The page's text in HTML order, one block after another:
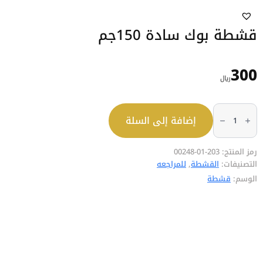
قشطة بوك سادة 150جم
300﷼
كمية
قشطة
بوك
150جم
إضافة إلى السلة
رمز المنتج: 203-01-00248
التصنيفات: القشطة,للمراجعه
الوسم: قشطة